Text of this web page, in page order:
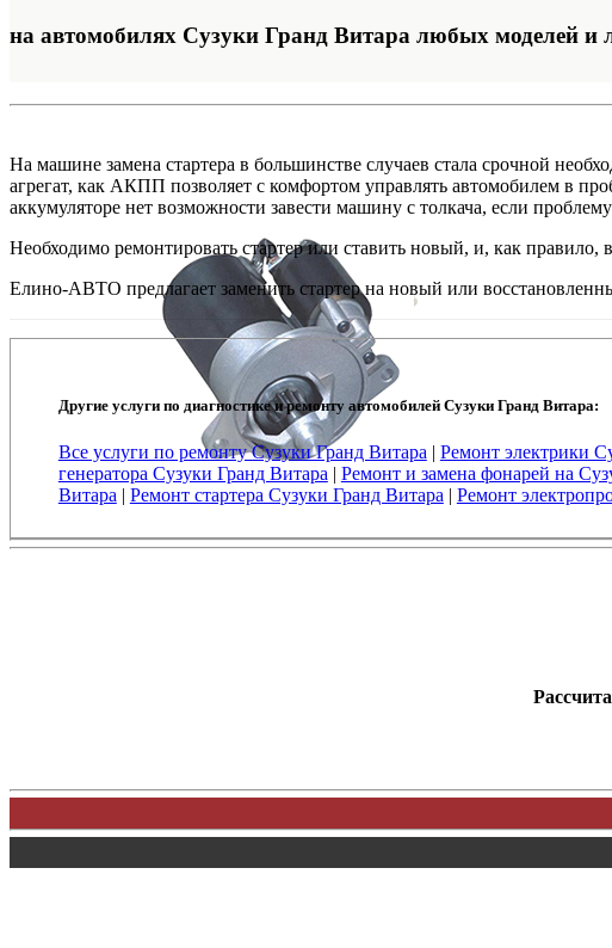
на автомобилях Сузуки Гранд Витара любых моделей и
На машине замена стартера в большинстве случаев стала срочной
агрегат, как АКПП позволяет с комфортом управлять автомобилем в
аккумуляторе нет возможности завести машину с толкача, если
Необходимо ремонтировать стартер или ставить новый, и, как правило,
Елино-АВТО предлагает заменить стартер на новый или
Другие услуги по диагностике и ремонту автомобилей Сузуки Гранд Витара:
Все услуги по ремонту Сузуки Гранд Витара | Ремонт электрики
генератора Сузуки Гранд Витара | Ремонт и замена фонарей на
Витара | Ремонт стартера Сузуки Гранд Витара | Ремонт